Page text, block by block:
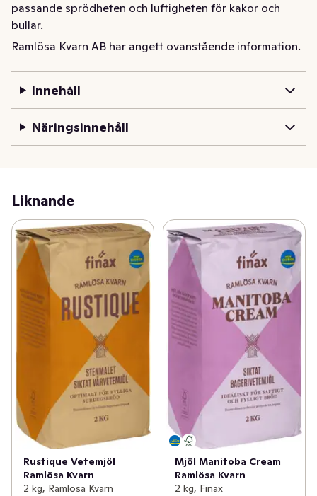
passande sprödheten och luftigheten för kakor och
bullar.
Siktat kärnvetemjöl. Makalöst för småkakor och
Ramlösa Kvarn AB har angett ovanstående information.
Innehåll
Näringsinnehåll
Liknande
Rustique Vetemjöl
Ramlösa Kvarn
2 kg, Ramlösa Kvarn
Mjöl Manitoba Cream
Ramlösa Kvarn
2 kg, Finax